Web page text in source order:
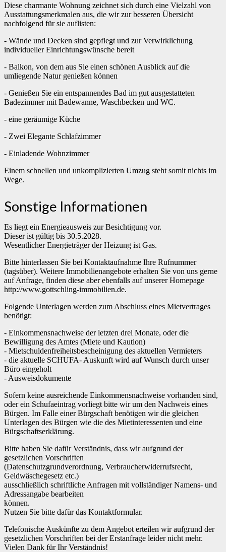
Diese charmante Wohnung zeichnet sich durch eine Vielzahl von
Ausstattungsmerkmalen aus, die wir zur besseren Übersicht
nachfolgend für sie auflisten:
- Wände und Decken sind gepflegt und zur Verwirklichung
individueller Einrichtungswünsche bereit
- Balkon, von dem aus Sie einen schönen Ausblick auf die
umliegende Natur genießen können
- Genießen Sie ein entspannendes Bad im gut ausgestatteten
Badezimmer mit Badewanne, Waschbecken und WC.
- eine geräumige Küche
- Zwei Elegante Schlafzimmer
- Einladende Wohnzimmer
Einem schnellen und unkomplizierten Umzug steht somit nichts im
Wege.
Sonstige Informationen
Es liegt ein Energieausweis zur Besichtigung vor.
Dieser ist gültig bis 30.5.2028.
Wesentlicher Energieträger der Heizung ist Gas.
Bitte hinterlassen Sie bei Kontaktaufnahme Ihre Rufnummer
(tagsüber). Weitere Immobilienangebote erhalten Sie von uns gerne
auf Anfrage, finden diese aber ebenfalls auf unserer Homepage
http://www.gottschling-immobilien.de.
Folgende Unterlagen werden zum Abschluss eines Mietvertrages
benötigt:
- Einkommensnachweise der letzten drei Monate, oder die
Bewilligung des Amtes (Miete und Kaution)
- Mietschuldenfreiheitsbescheinigung des aktuellen Vermieters
- die aktuelle SCHUFA- Auskunft wird auf Wunsch durch unser
Büro eingeholt
- Ausweisdokumente
Sofern keine ausreichende Einkommensnachweise vorhanden sind,
oder ein Schufaeintrag vorliegt bitte wir um den Nachweis eines
Bürgen. Im Falle einer Bürgschaft benötigen wir die gleichen
Unterlagen des Bürgen wie die des Mietinteressenten und eine
Bürgschaftserklärung.
Bitte haben Sie dafür Verständnis, dass wir aufgrund der
gesetzlichen Vorschriften
(Datenschutzgrundverordnung, Verbraucherwiderrufsrecht,
Geldwäschegesetz etc.)
ausschließlich schriftliche Anfragen mit vollständiger Namens- und
Adressangabe bearbeiten
können.
Nutzen Sie bitte dafür das Kontaktformular.
Telefonische Auskünfte zu dem Angebot erteilen wir aufgrund der
gesetzlichen Vorschriften bei der Erstanfrage leider nicht mehr.
Vielen Dank für Ihr Verständnis!